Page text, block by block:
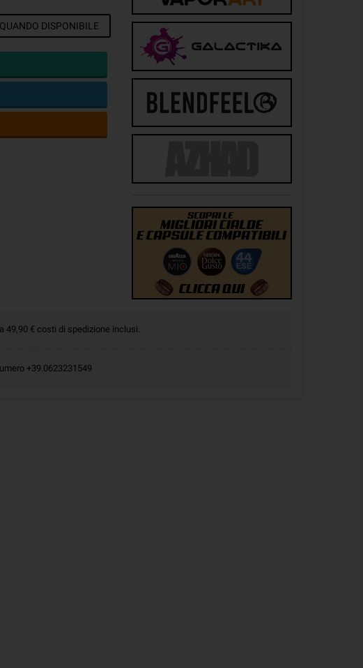
DISPONIBILE
49,90 € costi di spedizione inclusi.
+39.0623231549